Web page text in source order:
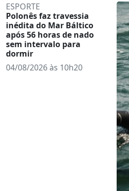
ESPORTE
Polonês faz travessia
inédita do Mar Báltico
após 56 horas de nado
sem intervalo para
dormir
04/08/2026 às 10h20